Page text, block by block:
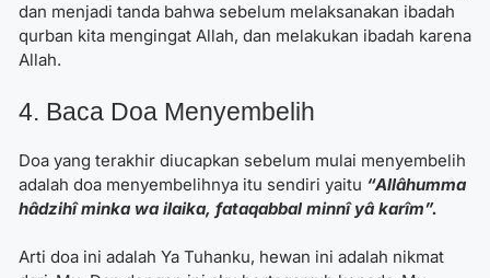
dan menjadi tanda bahwa sebelum melaksanakan ibadah
qurban kita mengingat Allah, dan melakukan ibadah karena
Allah.
4. Baca Doa Menyembelih
Doa yang terakhir diucapkan sebelum mulai menyembelih
adalah doa menyembelihnya itu sendiri yaitu “Allâhumma
hâdzihî minka wa ilaika, fataqabbal minnî yâ karîm”.
Arti doa ini adalah Ya Tuhanku, hewan ini adalah nikmat